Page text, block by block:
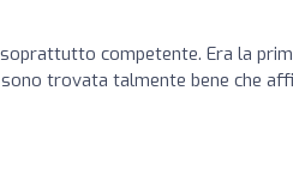
competente. Era la
trovata talmente bene che